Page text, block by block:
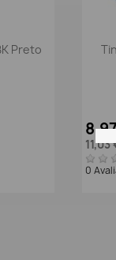
Preto
11,03
0